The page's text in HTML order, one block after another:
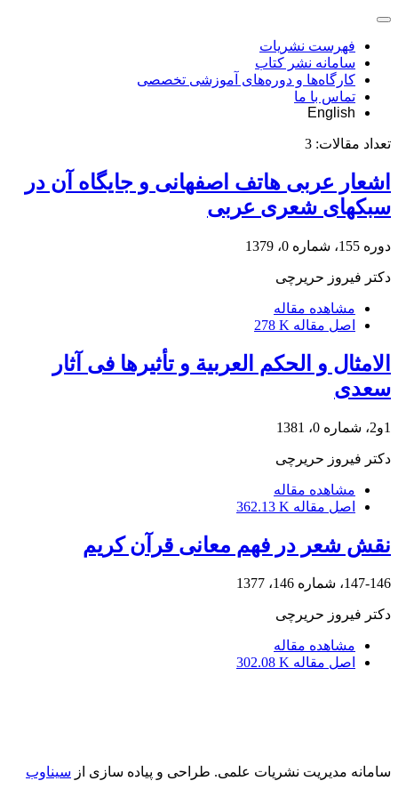
فهرست نشریات
سامانه نشر کتاب
کارگاه‌ها و دوره‌های آموزشی تخصصی
تماس با ما
English
تعداد مقالات: 3
اشعار عربی هاتف اصفهانی و جایگاه آن در
سبکهای شعری عربی
دوره 155، شماره 0، 1379
دکتر فیروز حریرچی
مشاهده مقاله
اصل مقاله 278 K
الامثال و الحکم العربیة و تأثیرها فی آثار
سعدی
1و2، شماره 0، 1381
دکتر فیروز حریرچی
مشاهده مقاله
اصل مقاله 362.13 K
نقش شعر در فهم معانی قرآن کریم
147-146، شماره 146، 1377
دکتر فیروز حریرچی
مشاهده مقاله
اصل مقاله 302.08 K
سامانه مدیریت نشریات علمی. طراحی و پیاده سازی از سیناوب